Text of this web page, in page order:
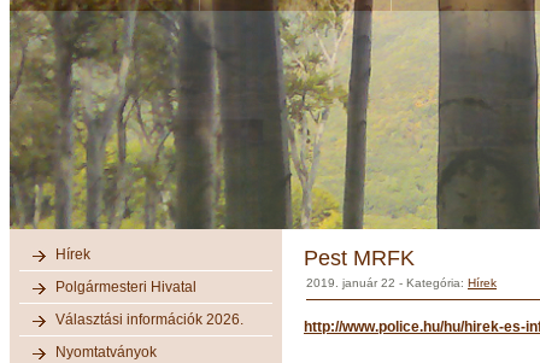
Hírek
Polgármesteri Hivatal
Választási információk 2026.
Nyomtatványok
Pest MRFK
2019. január 22 - Kategória: Hírek
http://www.police.hu/hu/hirek-es-